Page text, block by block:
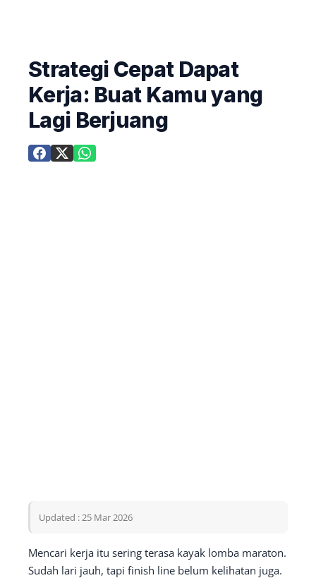
Strategi Cepat Dapat
Kerja: Buat Kamu yang
Lagi Berjuang
Updated : 25 Mar 2026
Mencari kerja itu sering terasa kayak lomba maraton.
Sudah lari jauh, tapi finish line belum kelihatan juga.